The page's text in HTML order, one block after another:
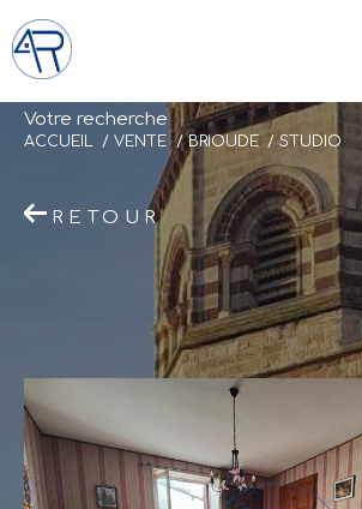
Votre recherche
ACCUEIL VENTE BRIOUDE STUDIO
RETOUR